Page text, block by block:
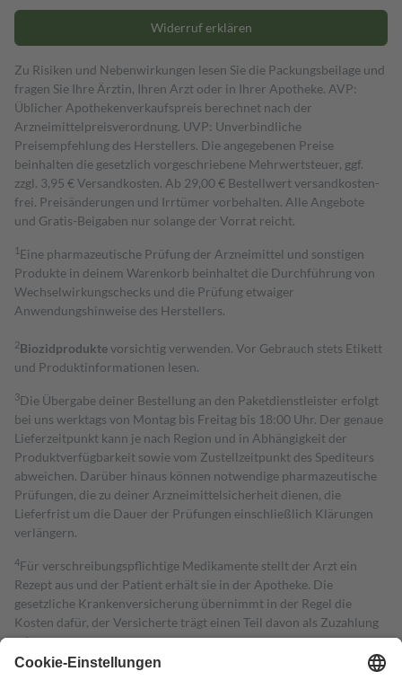
Widerruf erklären
Zu Risiken und Nebenwirkungen lesen Sie die Packungsbeilage und
fragen Sie Ihre Ärztin, Ihren Arzt oder in Ihrer Apotheke. AVP:
Üblicher Apothekenverkaufspreis berechnet nach der
Arzneimittelpreisverordnung. UVP: Unverbindliche
Preisempfehlung des Herstellers. Die angegebenen Preise
beinhalten die gesetzlich vorgeschriebene Mehrwertsteuer, ggf.
zzgl. 3,95 € Versandkosten. Ab 29,00 € Bestell­wert versand­kosten­
frei. Preisänderungen und Irrtümer vorbehalten. Alle Angebote
und Gratis-Beigaben nur solange der Vorrat reicht.
1 Eine pharmazeutische Prüfung der Arzneimittel und sonstigen
Produkte in deinem Warenkorb beinhaltet die Durchführung von
Wechselwirkungschecks und die Prüfung etwaiger
Anwendungshinweise des Herstellers.
2Biozidproduktevorsichtig verwenden. Vor Gebrauch stets Etikett
und Produktinformationen lesen.
3Die Übergabe deiner Bestellung an den Paketdienstleister erfolgt
bei uns werktags von Montag bis Freitag bis 18:00 Uhr. Der genaue
Lieferzeitpunkt kann je nach Region und in Abhängigkeit der
Produktverfügbarkeit sowie vom Zustellzeitpunkt des Spediteurs
abweichen. Darüber hinaus können notwendige pharmazeutische
Prüfungen, die zu deiner Arzneimittelsicherheit dienen, die
Lieferfrist um die Dauer der Prüfungen einschließlich Klärungen
verlängern.
4Für verschreibungspflichtige Medikamente stellt der Arzt ein
Rezept aus und der Patient erhält sie in der Apotheke. Die
gesetzliche Krankenversicherung übernimmt in der Regel die
Kosten dafür, der Versicherte trägt einen Teil davon als Zuzahlung
mit.
Grundsätzlich leisten Mitglieder Zuzahlungen in Höhe von zehn